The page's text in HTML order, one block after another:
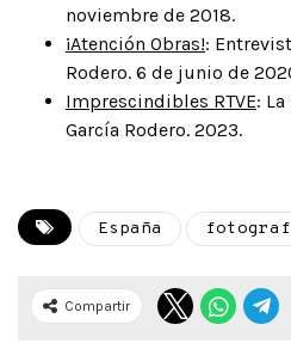
noviembre de 2018.
¡Atención Obras!:
Rodero. 6 de junio de
Imprescindibles RTVE:
García Rodero. 2023.
España
Compartir